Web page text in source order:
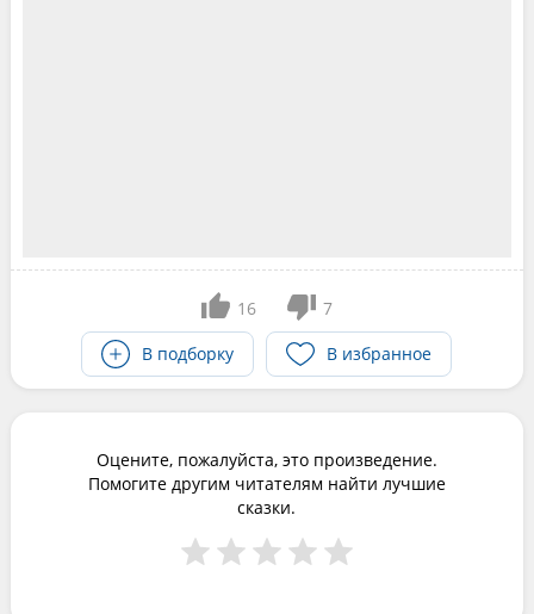
16
7
В подборку
В избранное
Оцените, пожалуйста, это произведение.
Помогите другим читателям найти лучшие
сказки.